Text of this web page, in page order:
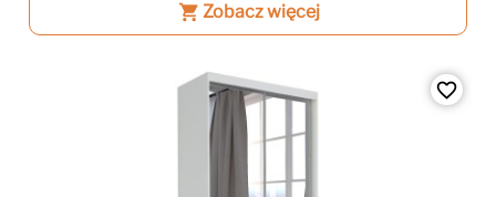
shopping_cart Zobacz więcej
favorite_border